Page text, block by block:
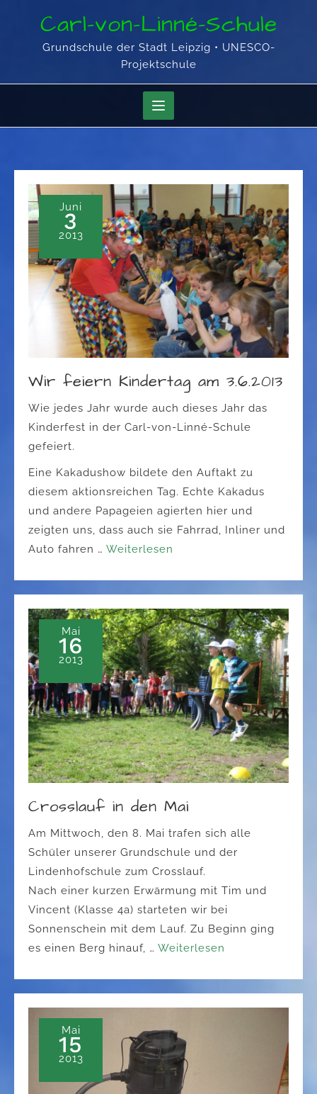
Carl-von-Linné-Schule
Grundschule der Stadt Leipzig • UNESCO-
Projektschule
Juni
3
2013
Wir feiern Kindertag am 3.6.2013
Wie jedes Jahr wurde auch dieses Jahr das
Kinderfest in der Carl-von-Linné-Schule
gefeiert.
Eine Kakadushow bildete den Auftakt zu
diesem aktionsreichen Tag. Echte Kakadus
und andere Papageien agierten hier und
zeigten uns, dass auch sie Fahrrad, Inliner und
Auto fahren … Weiterlesen
Mai
16
2013
Crosslauf in den Mai
Am Mittwoch, den 8. Mai trafen sich alle
Schüler unserer Grundschule und der
Lindenhofschule zum Crosslauf.
Nach einer kurzen Erwärmung mit Tim und
Vincent (Klasse 4a) starteten wir bei
Sonnenschein mit dem Lauf. Zu Beginn ging
es einen Berg hinauf, … Weiterlesen
Mai
15
2013